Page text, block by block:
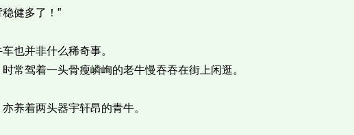
健多了！”
并非什么稀奇事。
驾着一头骨瘦嶙峋的老牛慢吞吞在街上闲逛。
着两头器宇轩昂的青牛。